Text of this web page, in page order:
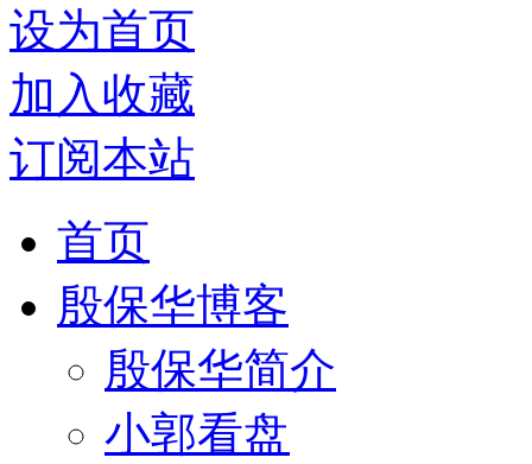
设为首页
加入收藏
订阅本站
首页
殷保华博客
殷保华简介
小郭看盘